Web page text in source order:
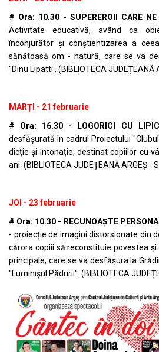
# Ora: 10.30 - SUPEREROII CARE
Activitate educativă, având ca
înconjurător și conștientizarea a
sănătoasă om - natură, care se va
"Dinu Lipatti . (BIBLIOTECA JUDEȚEANĂ
MARȚI - 21 februarie
# Ora: 16.30 - LOGORICI CU
desfășurată în cadrul Proiectului
dicție și intonație, destinat copiilor cu
ani. (BIBLIOTECA JUDEȚEANĂ ARGEȘ -
JOI - 23 februarie
# Ora: 10.30 - RECUNOAȘTE
- proiecție de imagini distorsionate din
cărora copiii să reconstituie povestea
principale, care se va desfășura la
"Luminișul Pădurii". (BIBLIOTECA